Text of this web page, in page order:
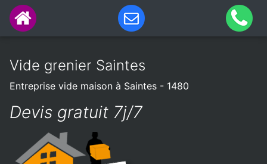
Vide grenier Saintes
Entreprise vide maison à Saintes - 1480
Devis gratuit 7j/7